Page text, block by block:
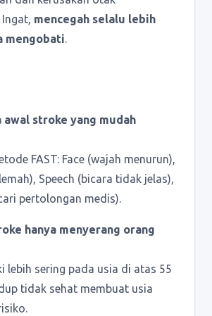
mencegah selalu lebih
mengobati.
awal stroke yang mudah
FAST: Face (wajah menurun),
Speech (bicara tidak jelas),
pertolongan medis).
hanya menyerang orang
lebih sering pada usia di atas 55
tidak sehat membuat usia